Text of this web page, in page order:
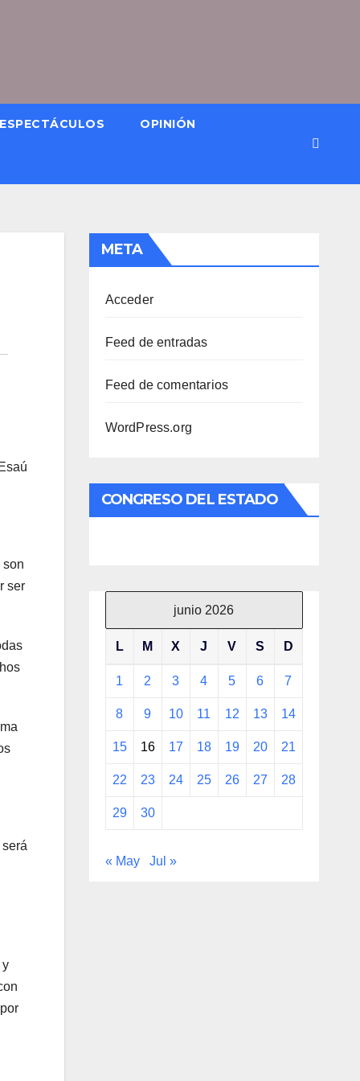
ESPECTÁCULOS OPINIÓN
son
ser
y
META
Acceder
Feed de entradas
Feed de comentarios
WordPress.org
CONGRESO DEL ESTADO
junio 2026
L M X J V S D
1 2 3 4 5 6 7
8 9 10 11 12 13 14
15 16 17 18 19 20 21
22 23 24 25 26 27 28
29 30
« May Jul »